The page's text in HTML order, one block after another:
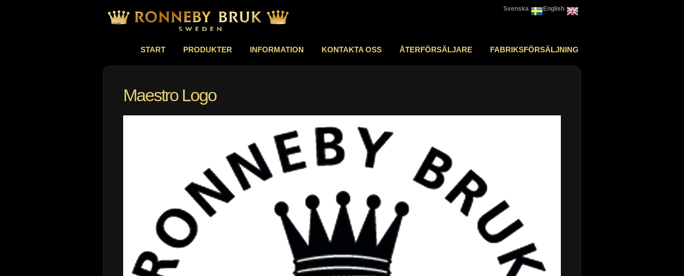
English
Svenska
START PRODUKTER INFORMATION KONTAKTA OSS ÅTERFÖRSÄLJARE FABRIKSFÖRSÄLJNING
Maestro Logo